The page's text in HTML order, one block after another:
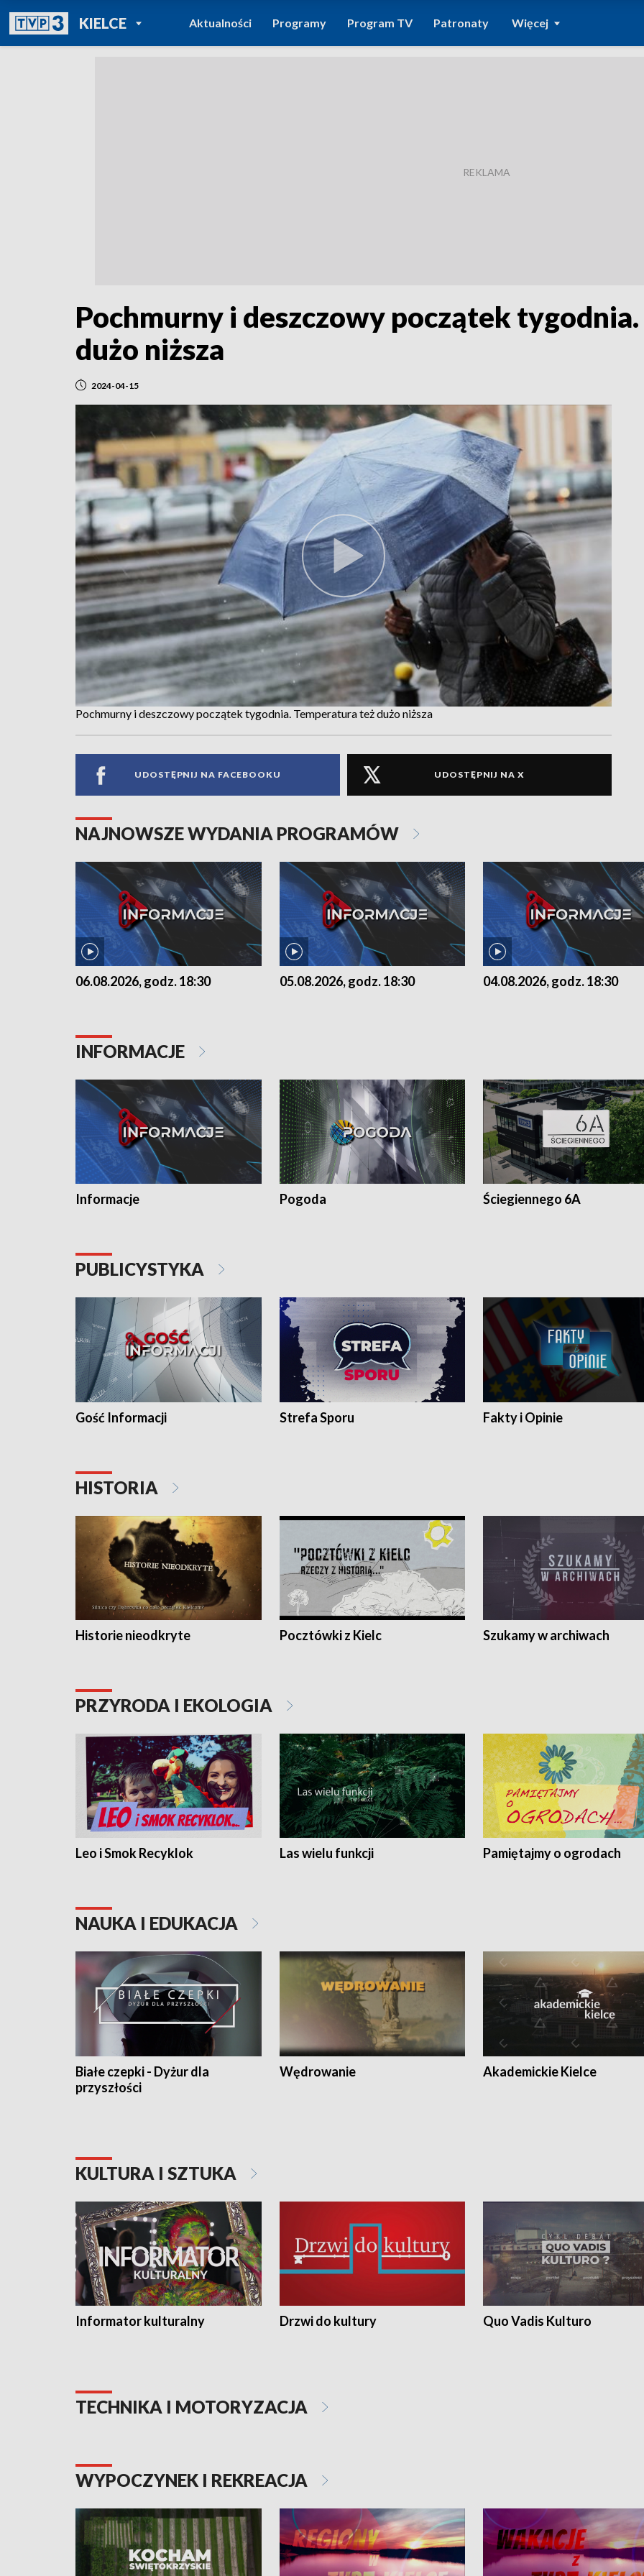
KIELCEPOWRÓT DO
TVP REGIONY
Aktualności Programy Program TV Patronaty Więcej
Pochmurny i deszczowy początek
dużo niższa
2024-04-15
Pochmurny i deszczowy początek tygodnia. Temperatura też dużo niższa
UDOSTĘPNIJ NA FACEBOOKU UDOSTĘPNIJ NA X
NAJNOWSZE WYDANIA PROGRAMÓW
06.08.2026, godz. 18:30 05.08.2026, godz. 18:30 04.08.2026, godz. 18:30
INFORMACJE
Informacje Pogoda Ściegiennego 6A
PUBLICYSTYKA
Gość Informacji Strefa Sporu Fakty i Opinie
HISTORIA
Historie nieodkryte Pocztówki z Kielc Szukamy w archiwach
PRZYRODA I EKOLOGIA
Leo i Smok Recyklok Las wielu funkcji Pamiętajmy o ogrodach
NAUKA I EDUKACJA
Białe czepki - Dyżur dla
przyszłości
Wędrowanie Akademickie Kielce
KULTURA I SZTUKA
Informator kulturalny Drzwi do kultury Quo Vadis Kulturo
TECHNIKA I MOTORYZACJA
WYPOCZYNEK I REKREACJA